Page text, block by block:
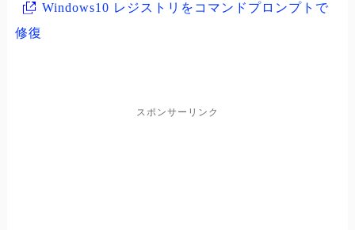
Windows10 レジストリをコマンドプロンプトで
修復
スポンサーリンク